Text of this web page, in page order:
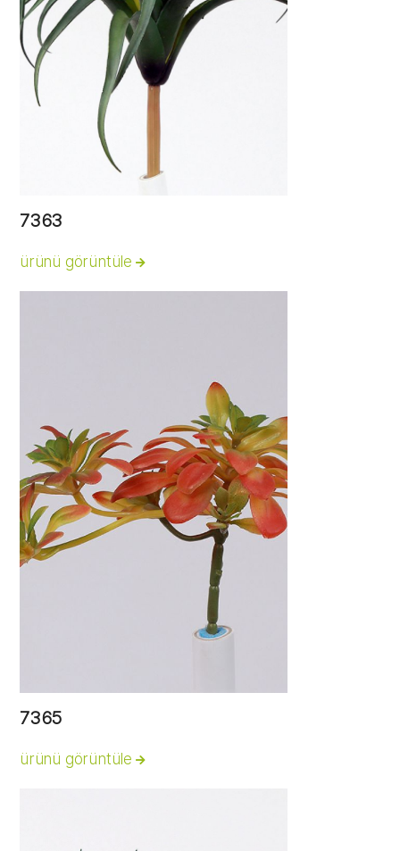
7363
ürünü görüntüle
7365
ürünü görüntüle